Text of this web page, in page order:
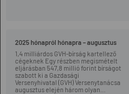
2025 hónapról hónapra – augusztus
1,4 milliárdos GVH-bírság kartellező
cégeknek Egy részben megismételt
eljárásban 547,8 millió forint bírságot
szabott ki a Gazdasági
Versenyhivatal (GVH) Versenytanácsa
augusztus elején három olyan...